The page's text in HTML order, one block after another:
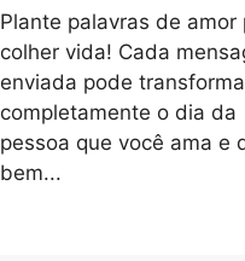
Plante palavras de amor
colher vida! Cada
enviada pode
completamente o dia da
pessoa que você ama e
bem...